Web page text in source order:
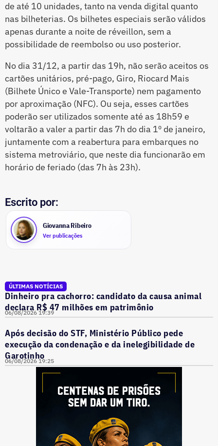
de até 10 unidades, tanto na venda digital quanto
nas bilheterias. Os bilhetes especiais serão válidos
apenas durante a noite de réveillon, sem a
possibilidade de reembolso ou uso posterior.
No dia 31/12, a partir das 19h, não serão aceitos os
cartões unitários, pré-pago, Giro, Riocard Mais
(Bilhete Único e Vale-Transporte) nem pagamento
por aproximação (NFC). Ou seja, esses cartões
poderão ser utilizados somente até as 18h59 e
voltarão a valer a partir das 7h do dia 1º de janeiro,
juntamente com a reabertura para embarques no
sistema metroviário, que neste dia funcionarão em
horário de feriado (das 7h às 23h).
Escrito por:
Giovanna Ribeiro
Ver publicações
ÚLTIMAS NOTÍCIAS
Dinheiro pra cachorro: candidato da causa animal
declara R$ 47 milhões em patrimônio
06/08/2026 19:39
Após decisão do STF, Ministério Público pede
execução da condenação e da inelegibilidade de
Garotinho
06/08/2026 19:25